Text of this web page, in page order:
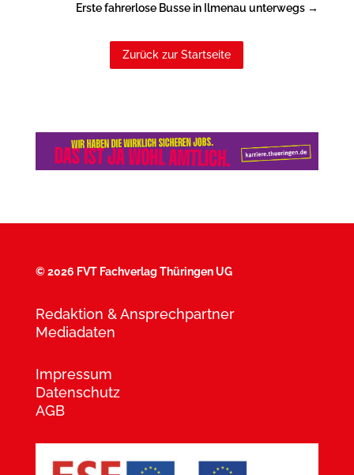
Erste fahrerlose Busse in Ilmenau unterwegs →
Zurück zur Startseite
©2026 FVT Fachverlag Thüringen UG
Redaktion & Ansprechpartner
Mediadaten
Impressum
Datenschutz
AGB